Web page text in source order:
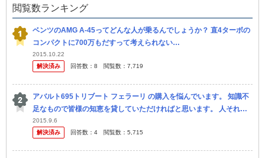
閲覧数ランキング
ベンツのAMG A-45ってどんな人が乗るんでしょうか？ 直4ターボの
コンパクトに700万もだすって考えられない…
2015.10.22
解決済み
回答数： 8 閲覧数： 7,719
アバルト695トリブート フェラーリ の購入を悩んでいます。 知識不
足なもので皆様の知恵を貸していただければと思います。 人それぞ
れ好みはあると思いますがそれぞれの主観も大切な意見としていただ
け...
2015.9.6
解決済み
回答数： 4 閲覧数： 5,715